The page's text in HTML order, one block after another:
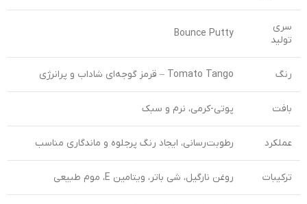
سری
تولید
Bounce Putty
رنگ Tomato Tango – قرمز گوجه‌ای شاداب و پرانرژی
بافت پوتی-کرمی، نرم و سبک
عملکرد رطوبت‌رسانی، ایجاد رنگ پرجلوه و ماندگاری مناسب
ترکیبات روغن نارگیل، شی باتر، ویتامین E، موم طبیعی